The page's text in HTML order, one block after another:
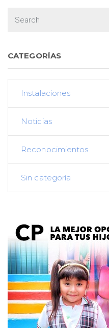
CATEGORÍAS
Instalaciones
Noticias
Reconocimientos
Sin categoría